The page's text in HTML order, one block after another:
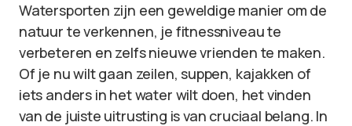
Watersporten zijn een geweldige manier om de
natuur te verkennen, je fitnessniveau te
verbeteren en zelfs nieuwe vrienden te maken.
Of je nu wilt gaan zeilen, suppen, kajakken of
iets anders in het water wilt doen, het vinden
van de juiste uitrusting is van cruciaal belang. In